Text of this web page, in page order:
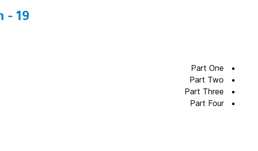
19 - Tafseer of Surah Al-Fatihah
Part One
Part Two
Part Three
Part Four